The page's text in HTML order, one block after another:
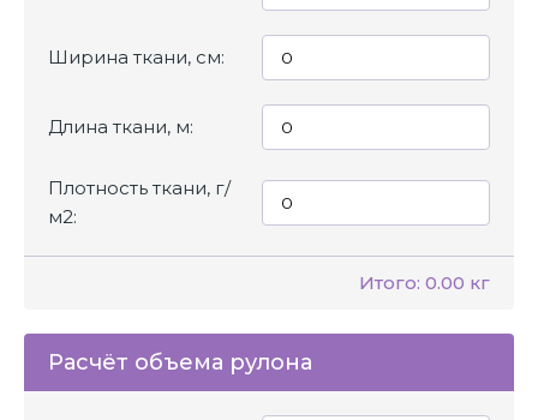
Ширина ткани, см:
Длина ткани, м:
Плотность ткани, г/
м2:
Итого: 0.00 кг
Расчёт объема рулона